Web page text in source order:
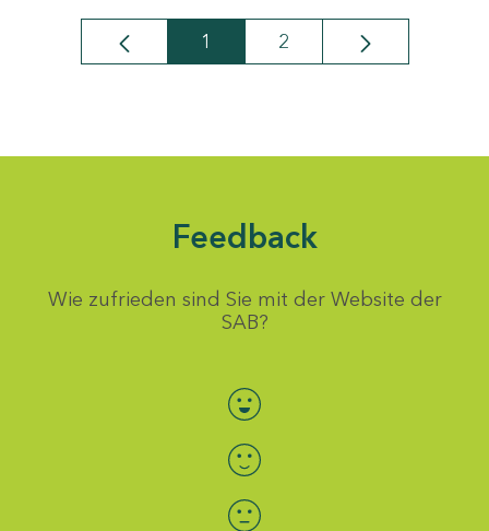
Seite
1 Seite
2
Feedback
Wie zufrieden sind Sie mit der Website der
SAB?
Bewertung auswählen